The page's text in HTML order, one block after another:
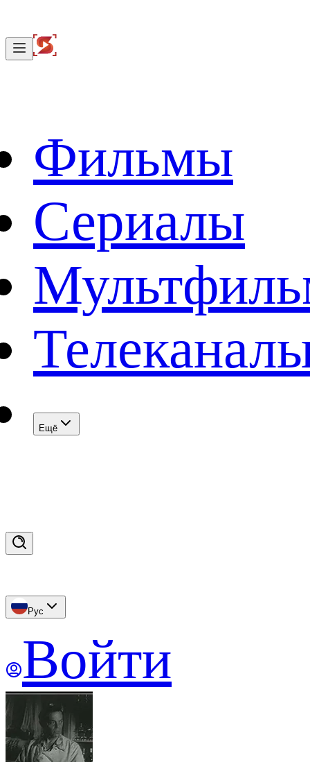
Фильмы
Сериалы
Eщё
Рус
Войти